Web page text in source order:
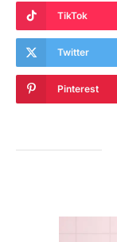
TikTok
Twitter
Pinterest